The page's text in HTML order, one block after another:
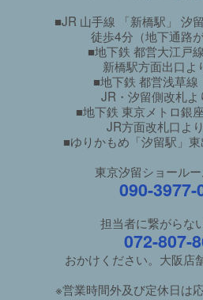
■JR 山手線 「新橋駅」 汐
徒歩4分（地下通路
■地下鉄 都営大江戸
新橋駅方面出口よ
■地下鉄 都営浅草線
JR・汐留側改札よ
■地下鉄 東京メトロ銀
JR方面改札口よ
■ゆりかもめ「汐留駅」
東京汐留ショール
090-3977-
担当者に繋がらな
072-807-
おかけください。大阪店
※営業時間外及び定休日は